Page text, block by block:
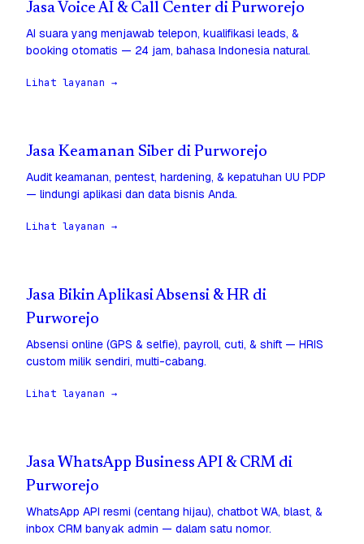
Jasa Voice AI & Call Center di Purworejo
AI suara yang menjawab telepon, kualifikasi leads, &
booking otomatis — 24 jam, bahasa Indonesia natural.
Lihat layanan →
Jasa Keamanan Siber di Purworejo
Audit keamanan, pentest, hardening, & kepatuhan UU PDP
— lindungi aplikasi dan data bisnis Anda.
Lihat layanan →
Jasa Bikin Aplikasi Absensi & HR di
Purworejo
Absensi online (GPS & selfie), payroll, cuti, & shift — HRIS
custom milik sendiri, multi-cabang.
Lihat layanan →
Jasa WhatsApp Business API & CRM di
Purworejo
WhatsApp API resmi (centang hijau), chatbot WA, blast, &
inbox CRM banyak admin — dalam satu nomor.